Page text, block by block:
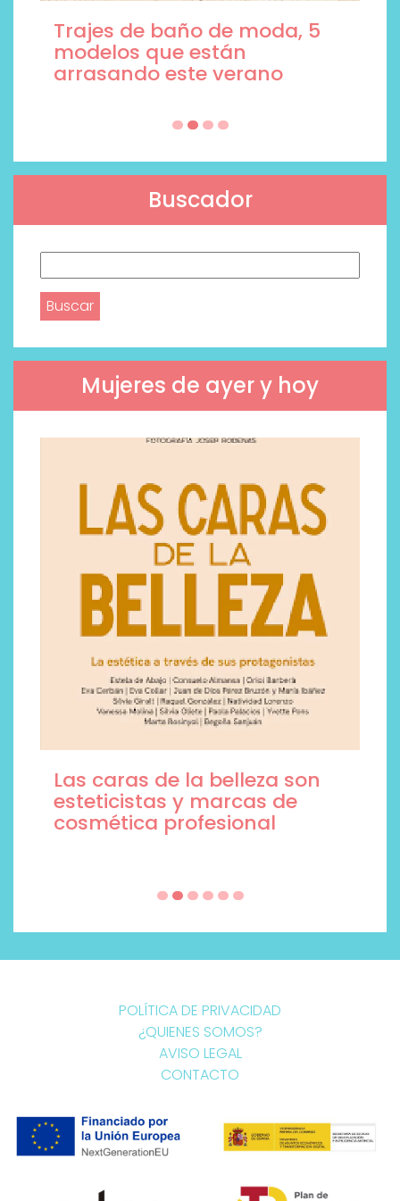
Trajes de baño de moda, 5
modelos que están
arrasando este verano
Buscador
Mujeres de ayer y hoy
Las caras de la belleza son
esteticistas y marcas de
cosmética profesional
POLÍTICA DE PRIVACIDAD
¿QUIENES SOMOS?
AVISO LEGAL
CONTACTO